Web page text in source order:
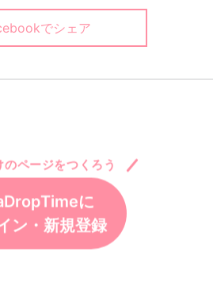
でシェア
のページをつくろう
に
ン・新規登録